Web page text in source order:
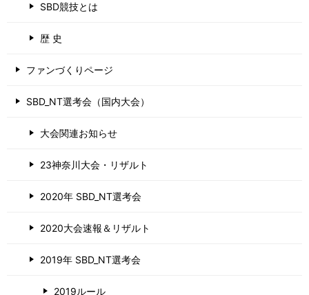
SBD競技とは
歴 史
ファンづくりページ
SBD_NT選考会（国内大会）
大会関連お知らせ
23神奈川大会・リザルト
2020年 SBD_NT選考会
2020大会速報＆リザルト
2019年 SBD_NT選考会
2019ルール